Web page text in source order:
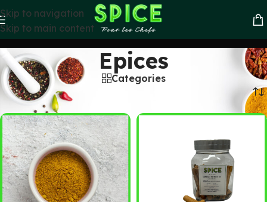
Skip to navigation
Skip to main content
Epices
Categories
Accueil»Epices et melanges